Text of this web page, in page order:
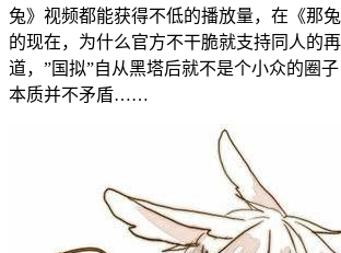
兔》视频都能获得不低的播放量，在《那
的现在，为什么官方不干脆就支持同人的
道，”国拟”自从黑塔后就不是个小众的圈
本质并不矛盾……